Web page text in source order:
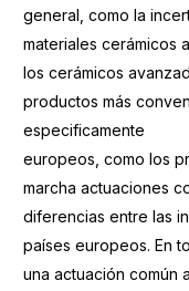
general, como la
materiales cerámicos
los cerámicos
productos más
especificamente
europeos, como los
marcha actuaciones
diferencias entre las
países europeos. En
una actuación común